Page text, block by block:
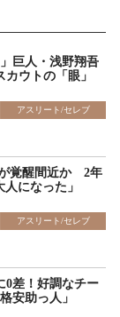
巨人・浅野翔吾
ウトの「眼」
アスリート/セレブ
覚醒間近か 2年
になった」
アスリート/セレブ
差！好調なチー
安助っ人」